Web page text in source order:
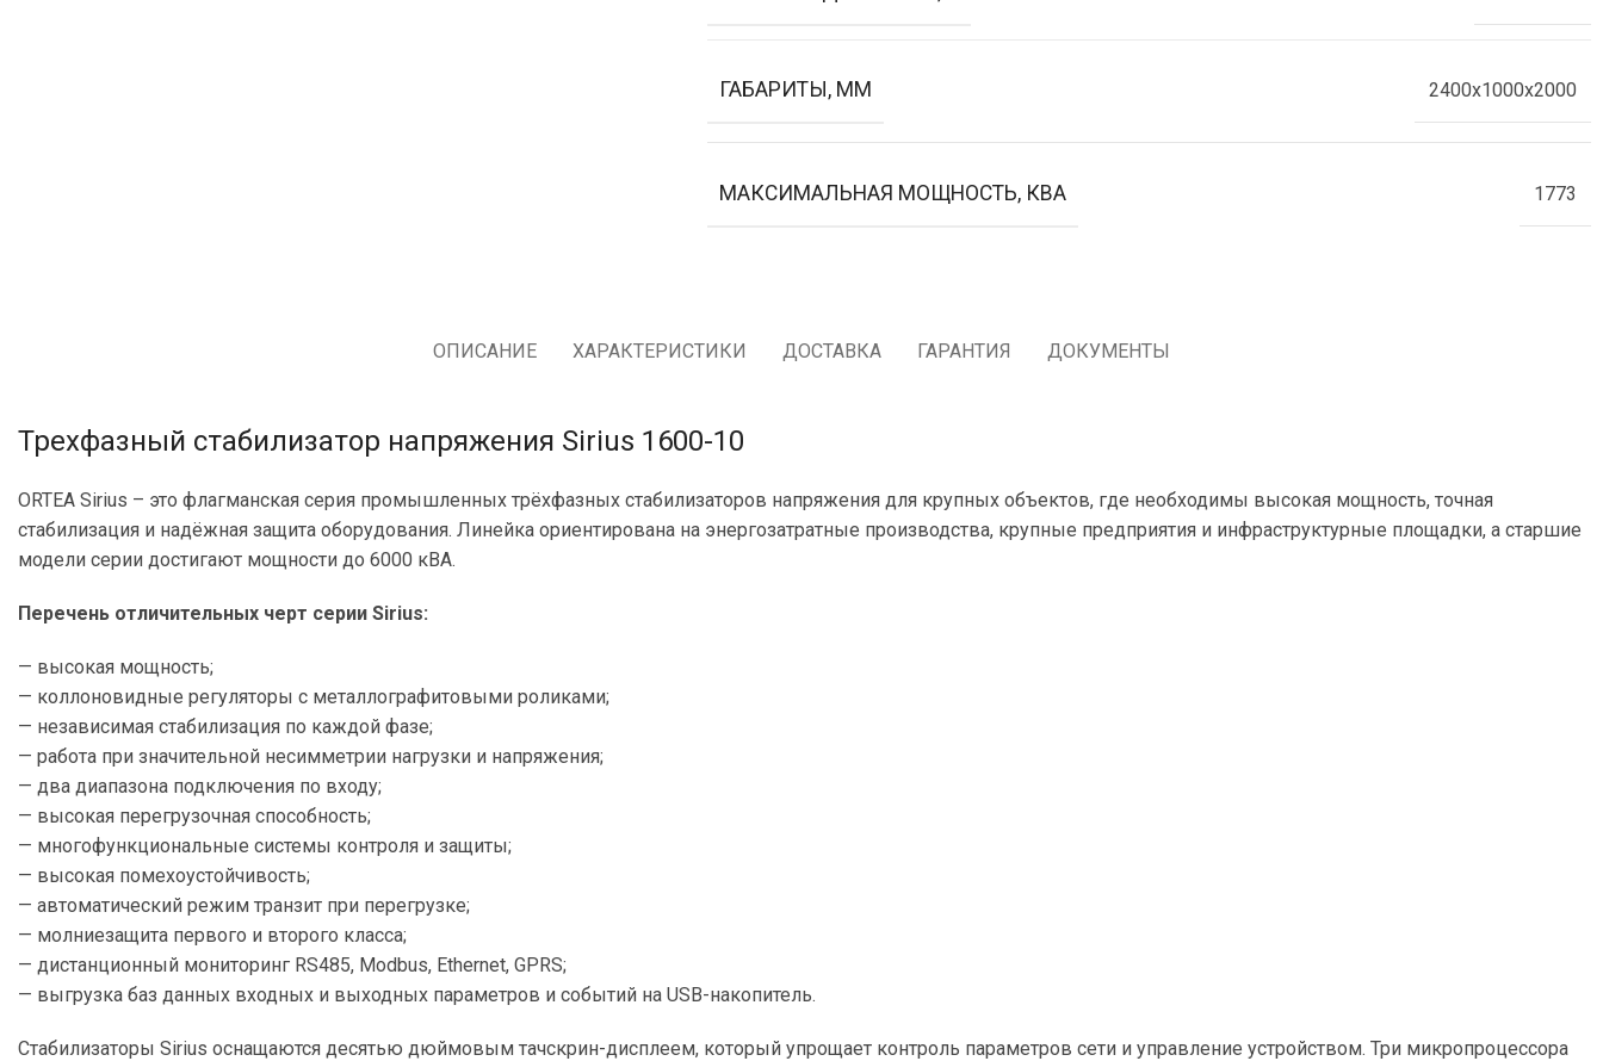
ГАБАРИТЫ, ММ 2400x1000x2000
МАКСИМАЛЬНАЯ МОЩНОСТЬ, КВА 1773
ОПИСАНИЕ ХАРАКТЕРИСТИКИ ДОСТАВКА ГАРАНТИЯ ДОКУМЕНТЫ
Трехфазный стабилизатор напряжения Sirius 1600-10
ORTEA Sirius – это флагманская серия промышленных трёхфазных стабилизаторов напряжения для крупных объектов, где необходимы высокая мощность, точная
стабилизация и надёжная защита оборудования. Линейка ориентирована на энергозатратные производства, крупные предприятия и инфраструктурные площадки, а старшие
модели серии достигают мощности до 6000 кВА.
Перечень отличительных черт серии Sirius:
— высокая мощность;
— коллоновидные регуляторы с металлографитовыми роликами;
— независимая стабилизация по каждой фазе;
— работа при значительной несимметрии нагрузки и напряжения;
— два диапазона подключения по входу;
— высокая перегрузочная способность;
— многофункциональные системы контроля и защиты;
— высокая помехоустойчивость;
— автоматический режим транзит при перегрузке;
— молниезащита первого и второго класса;
— дистанционный мониторинг RS485, Modbus, Ethernet, GPRS;
— выгрузка баз данных входных и выходных параметров и событий на USB-накопитель.
Стабилизаторы Sirius оснащаются десятью дюймовым тачскрин-дисплеем, который упрощает контроль параметров сети и управление устройством. Три микропроцессора